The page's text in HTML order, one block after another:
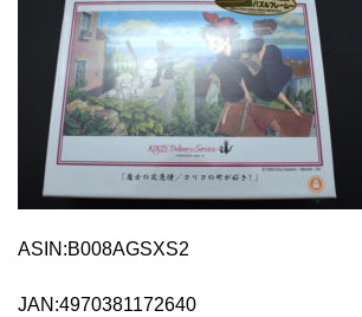
ASIN:B008AGSXS2
JAN:4970381172640